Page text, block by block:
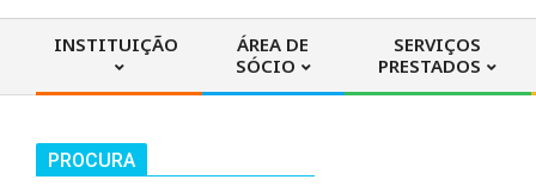
e
n
INSTITUIÇÃO
ÁREA DE
SÓCIO
SERVIÇOS
PRESTADOS
PROCURA